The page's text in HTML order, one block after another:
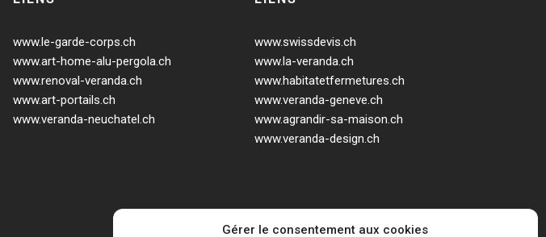
Gérer le consentement aux cookies
www.le-garde-corps.ch
www.art-home-alu-pergola.ch
www.renoval-veranda.ch
www.art-portails.ch
www.veranda-neuchatel.ch
www.swissdevis.ch
www.la-veranda.ch
www.habitatetfermetures.ch
www.veranda-geneve.ch
www.agrandir-sa-maison.ch
www.veranda-design.ch